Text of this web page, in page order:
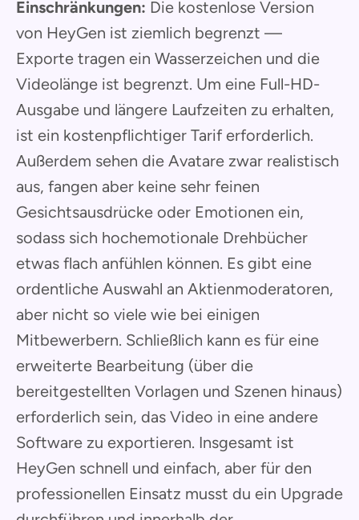
Einschränkungen: Die kostenlose Version
von HeyGen ist ziemlich begrenzt —
Exporte tragen ein Wasserzeichen und die
Videolänge ist begrenzt. Um eine Full-HD-
Ausgabe und längere Laufzeiten zu erhalten,
ist ein kostenpflichtiger Tarif erforderlich.
Außerdem sehen die Avatare zwar realistisch
aus, fangen aber keine sehr feinen
Gesichtsausdrücke oder Emotionen ein,
sodass sich hochemotionale Drehbücher
etwas flach anfühlen können. Es gibt eine
ordentliche Auswahl an Aktienmoderatoren,
aber nicht so viele wie bei einigen
Mitbewerbern. Schließlich kann es für eine
erweiterte Bearbeitung (über die
bereitgestellten Vorlagen und Szenen hinaus)
erforderlich sein, das Video in eine andere
Software zu exportieren. Insgesamt ist
HeyGen schnell und einfach, aber für den
professionellen Einsatz musst du ein Upgrade